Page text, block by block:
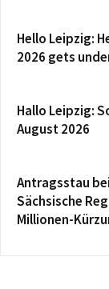
Hello Leipzig:
2026 gets
Hallo Leipzig:
August 2026
Antragsstau
Sächsische
Millionen-